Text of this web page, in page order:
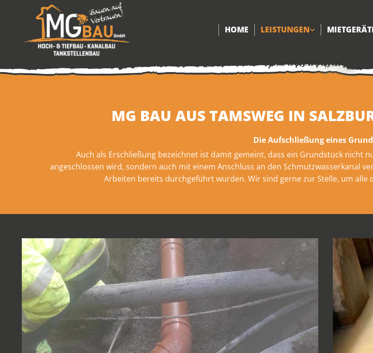
HOME LEISTUNGEN
MG BAU AUS TAMSWEG IN
Die Aufschließung eines
Auch als Erschließung bezeichnet ist damit gemeint, dass ein Grundstück nicht
angeschlossen wird, sondern auch mit einem Anschluss an den Schmutzwasserkanal
Arbeiten bereits durchgeführt wurden. Wir sind gerne zur Stelle, um